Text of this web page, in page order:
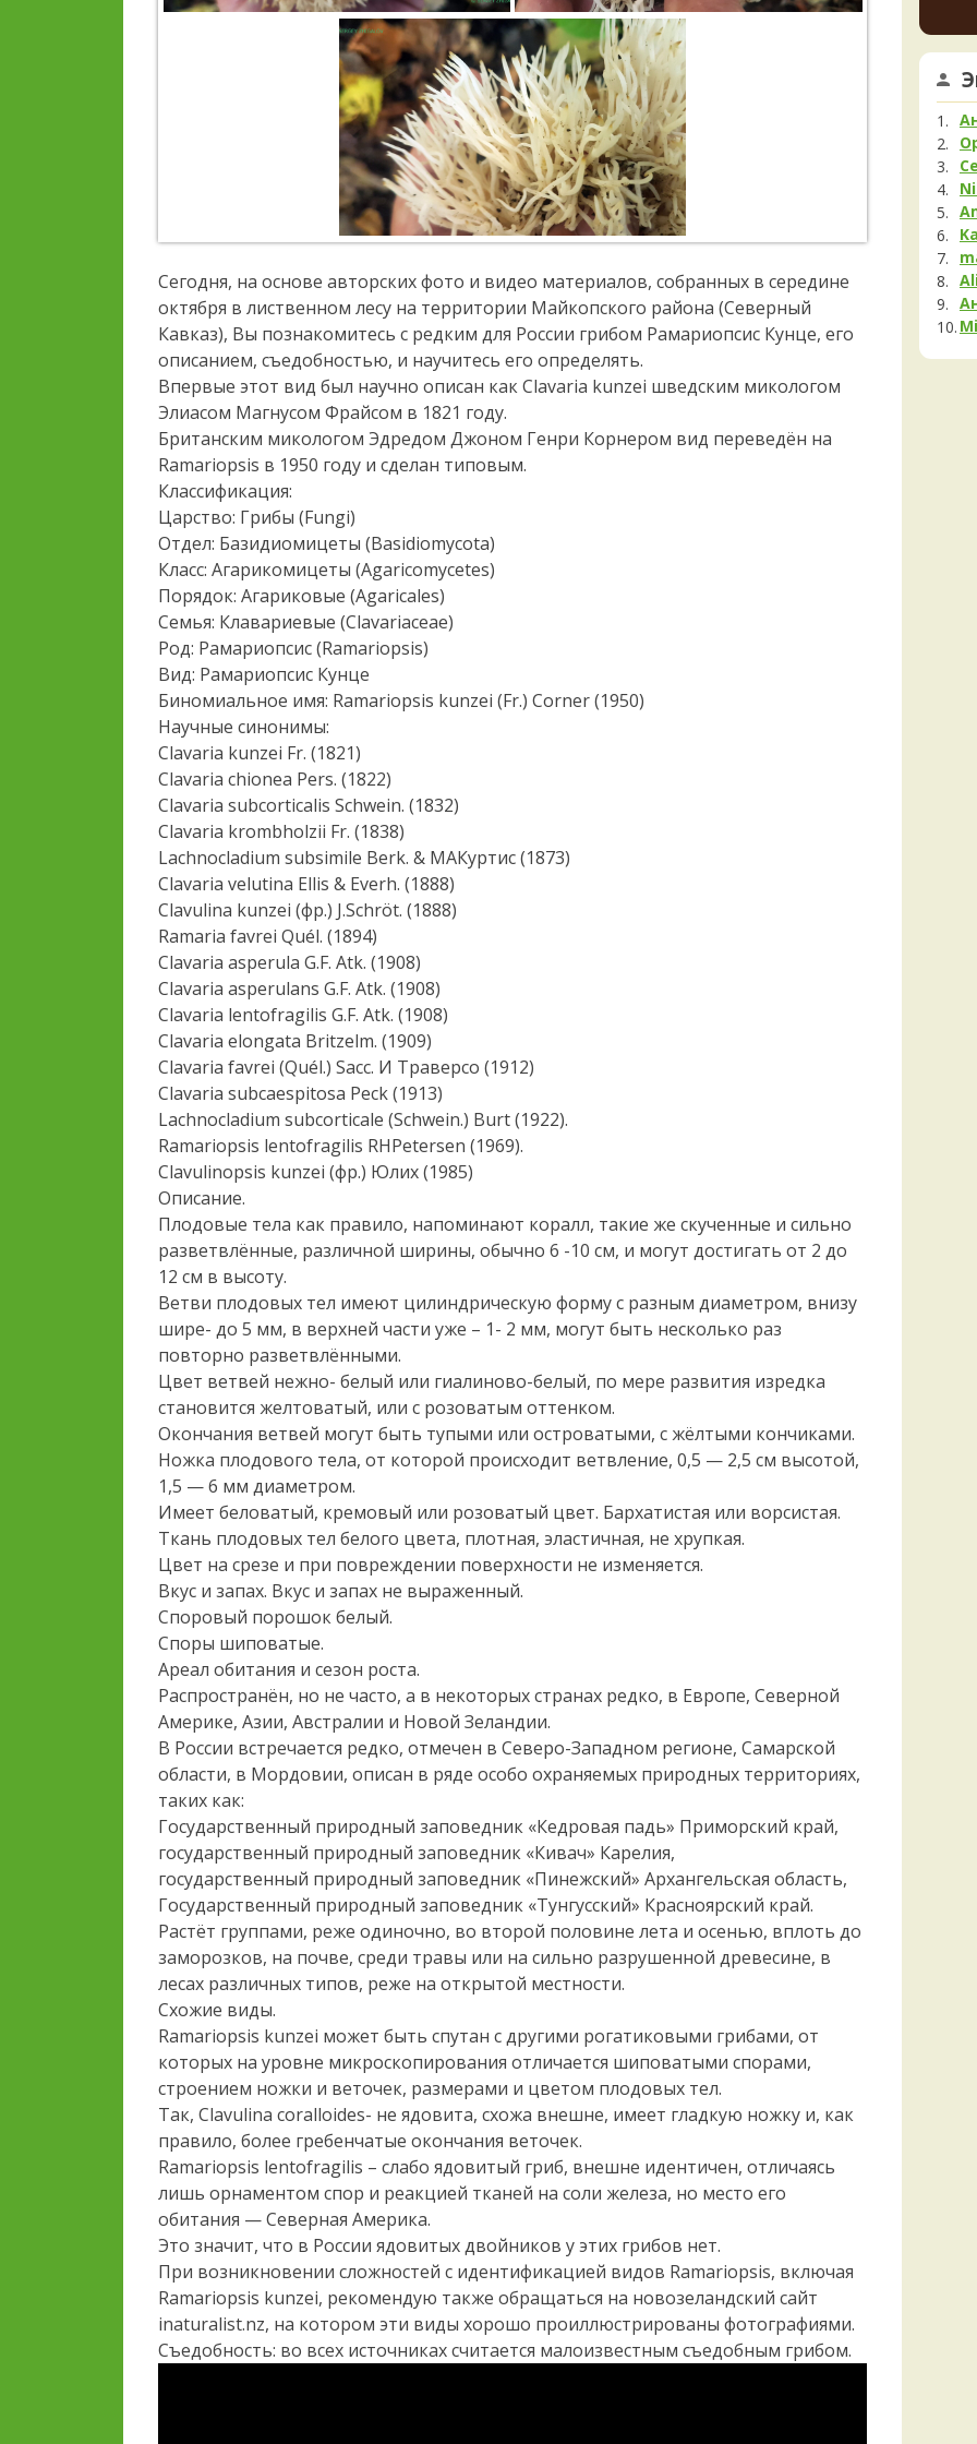
Сегодня, на основе авторских фото и видео материалов, собранных в середине
октября в лиственном лесу на территории Майкопского района (Северный
Кавказ), Вы познакомитесь с редким для России грибом Рамариопсис Кунце, его
описанием, съедобностью, и научитесь его определять.
Впервые этот вид был научно описан как Clavaria kunzei шведским микологом
Элиасом Магнусом Фрайсом в 1821 году.
Британским микологом Эдредом Джоном Генри Корнером вид переведён на
Ramariopsis в 1950 году и сделан типовым.
Классификация:
Царство: Грибы (Fungi)
Отдел: Базидиомицеты (Basidiomycota)
Класс: Агарикомицеты (Agaricomycetes)
Порядок: Агариковые (Agaricales)
Семья: Клавариевые (Clavariaceae)
Род: Рамариопсис (Ramariopsis)
Вид: Рамариопсис Кунце
Биномиальное имя: Ramariopsis kunzei (Fr.) Corner (1950)
Научные синонимы:
Clavaria kunzei Fr. (1821)
Clavaria chionea Pers. (1822)
Clavaria subcorticalis Schwein. (1832)
Clavaria krombholzii Fr. (1838)
Lachnocladium subsimile Berk. & МАКуртис (1873)
Clavaria velutina Ellis & Everh. (1888)
Clavulina kunzei (фр.) J.Schröt. (1888)
Ramaria favrei Quél. (1894)
Clavaria asperula G.F. Atk. (1908)
Clavaria asperulans G.F. Atk. (1908)
Clavaria lentofragilis G.F. Atk. (1908)
Clavaria elongata Britzelm. (1909)
Clavaria favrei (Quél.) Sacc. И Траверсо (1912)
Clavaria subcaespitosa Peck (1913)
Lachnocladium subcorticale (Schwein.) Burt (1922).
Ramariopsis lentofragilis RHPetersen (1969).
Clavulinopsis kunzei (фр.) Юлих (1985)
Описание.
Плодовые тела как правило, напоминают коралл, такие же скученные и сильно
разветвлённые, различной ширины, обычно 6 -10 см, и могут достигать от 2 до
12 см в высоту.
Ветви плодовых тел имеют цилиндрическую форму с разным диаметром, внизу
шире- до 5 мм, в верхней части уже – 1- 2 мм, могут быть несколько раз
повторно разветвлёнными.
Цвет ветвей нежно- белый или гиалиново-белый, по мере развития изредка
становится желтоватый, или с розоватым оттенком.
Окончания ветвей могут быть тупыми или островатыми, с жёлтыми кончиками.
Ножка плодового тела, от которой происходит ветвление, 0,5 — 2,5 см высотой,
1,5 — 6 мм диаметром.
Имеет беловатый, кремовый или розоватый цвет. Бархатистая или ворсистая.
Ткань плодовых тел белого цвета, плотная, эластичная, не хрупкая.
Цвет на срезе и при повреждении поверхности не изменяется.
Вкус и запах. Вкус и запах не выраженный.
Споровый порошок белый.
Споры шиповатые.
Ареал обитания и сезон роста.
Распространён, но не часто, а в некоторых странах редко, в Европе, Северной
Америке, Азии, Австралии и Новой Зеландии.
В России встречается редко, отмечен в Северо-Западном регионе, Самарской
области, в Мордовии, описан в ряде особо охраняемых природных территориях,
таких как:
Государственный природный заповедник «Кедровая падь» Приморский край,
государственный природный заповедник «Кивач» Карелия,
государственный природный заповедник «Пинежский» Архангельская область,
Государственный природный заповедник «Тунгусский» Красноярский край.
Растёт группами, реже одиночно, во второй половине лета и осенью, вплоть до
заморозков, на почве, среди травы или на сильно разрушенной древесине, в
лесах различных типов, реже на открытой местности.
Схожие виды.
Ramariopsis kunzei может быть спутан с другими рогатиковыми грибами, от
которых на уровне микроскопирования отличается шиповатыми спорами,
строением ножки и веточек, размерами и цветом плодовых тел.
Так, Clavulina coralloides- не ядовита, схожа внешне, имеет гладкую ножку и, как
правило, более гребенчатые окончания веточек.
Ramariopsis lentofragilis – слабо ядовитый гриб, внешне идентичен, отличаясь
лишь орнаментом спор и реакцией тканей на соли железа, но место его
обитания — Северная Америка.
Это значит, что в России ядовитых двойников у этих грибов нет.
При возникновении сложностей с идентификацией видов Ramariopsis, включая
Ramariopsis kunzei, рекомендую также обращаться на новозеландский сайт
inaturalist.nz, на котором эти виды хорошо проиллюстрированы фотографиями.
Съедобность: во всех источниках считается малоизвестным съедобным грибом.
ещё
2 дня
2 дня
2 дня
2 дня